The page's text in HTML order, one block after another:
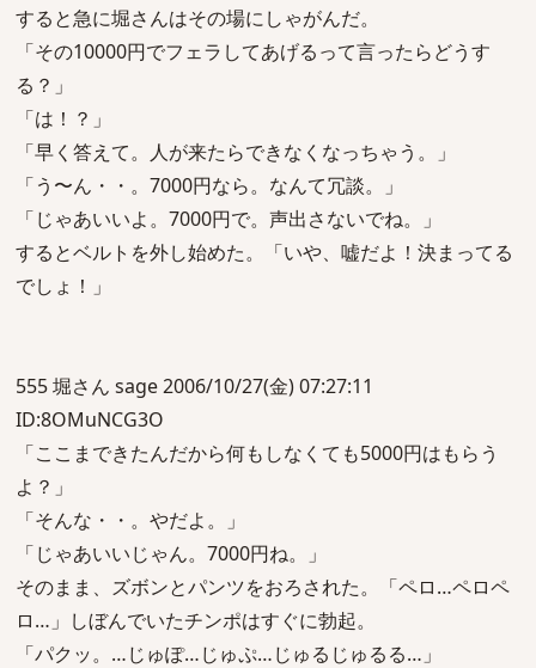
すると急に堀さんはその場にしゃがんだ。
「その10000円でフェラしてあげるって言ったらどうす
る？」
「は！？」
「早く答えて。人が来たらできなくなっちゃう。」
「う〜ん・・。7000円なら。なんて冗談。」
「じゃあいいよ。7000円で。声出さないでね。」
するとベルトを外し始めた。「いや、嘘だよ！決まってる
でしょ！」
555 堀さん sage 2006/10/27(金) 07:27:11
ID:8OMuNCG3O
「ここまできたんだから何もしなくても5000円はもらう
よ？」
「そんな・・。やだよ。」
「じゃあいいじゃん。7000円ね。」
そのまま、ズボンとパンツをおろされた。「ペロ…ペロペ
ロ…」しぼんでいたチンポはすぐに勃起。
「パクッ。…じゅぽ…じゅぷ…じゅるじゅるる…」